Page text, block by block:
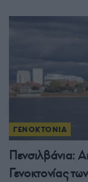
ΓΕΝΟΚΤΟΝΙΑ
Πενσιλβάνια:
Γενοκτονίας